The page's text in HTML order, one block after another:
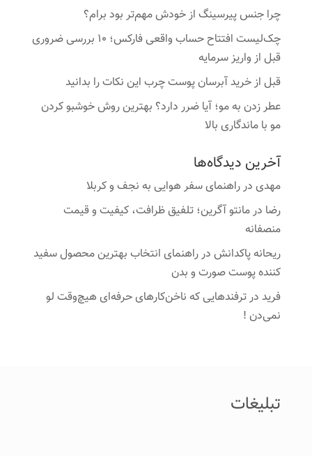
چرا جنس پیرسینگ از خودش مهم‌تر بود برام؟
چک‌لیست افتتاح حساب واقعی فارکس؛ ۱۰ بررسی ضروری
قبل از واریز سرمایه
قبل از خرید آبرسان پوست چرب این نکات را بدانید
عطر زدن به مو؛ آیا ضرر دارد؟ بهترین روش خوشبو کردن
مو با ماندگاری بالا
آخرین دیدگاه‌ها
مهدیدرراهنمای سفر هوایی به نجف و کربلا
رضا درمانتو آگرین؛ تلفیق ظرافت، کیفیت و قیمت
منصفانه
ریحانه پاکدانشدرراهنمای انتخاب بهترین محصول سفید
کننده پوست صورت و بدن
فریددرترفندهایی که ناخن‌کارهای حرفه‌ای هیچ‌وقت لو
نمی‌دن !
تبلیغات